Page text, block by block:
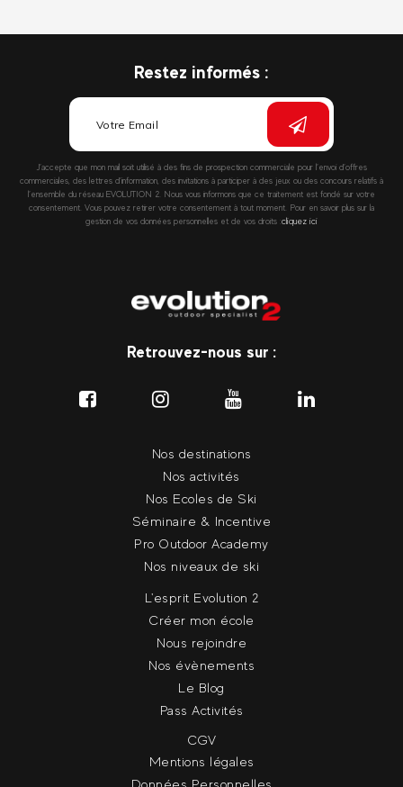
Restez informés :
J’accepte que mon mail soit utilisé à des fins de prospection commerciale pour l’envoi d’offres
commerciales, des lettres d’information, des invitations à participer à des jeux ou des concours relatifs à
l’ensemble du réseau EVOLUTION 2. Nous vous informons que ce traitement est fondé sur votre
consentement. Vous pouvez retirer votre consentement à tout moment. Pour en savoir plus sur la
gestion de vos données personnelles et de vos droits :cliquez ici
Retrouvez-nous sur :
Nos destinations
Nos activités
Nos Ecoles de Ski
Séminaire & Incentive
Pro Outdoor Academy
Nos niveaux de ski
L'esprit Evolution 2
Créer mon école
Nous rejoindre
Nos évènements
Le Blog
Pass Activités
CGV
Mentions légales